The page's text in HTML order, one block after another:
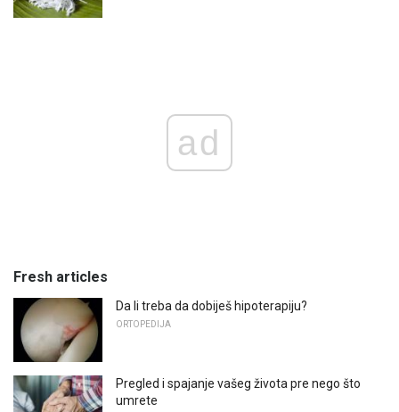
ad
Fresh articles
Da li treba da dobiješ hipoterapiju?
ORTOPEDIJA
Pregled i spajanje vašeg života pre nego što
umrete